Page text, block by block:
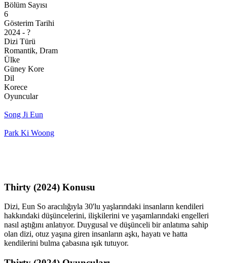
Bölüm Sayısı
6
Gösterim Tarihi
2024 - ?
Dizi Türü
Romantik, Dram
Ülke
Güney Kore
Dil
Korece
Oyuncular
Song Ji Eun
Park Ki Woong
Thirty (2024) Konusu
Dizi, Eun So aracılığıyla 30'lu yaşlarındaki insanların kendileri
hakkındaki düşüncelerini, ilişkilerini ve yaşamlarındaki engelleri
nasıl aştığını anlatıyor. Duygusal ve düşünceli bir anlatıma sahip
olan dizi, otuz yaşına giren insanların aşkı, hayatı ve hatta
kendilerini bulma çabasına ışık tutuyor.